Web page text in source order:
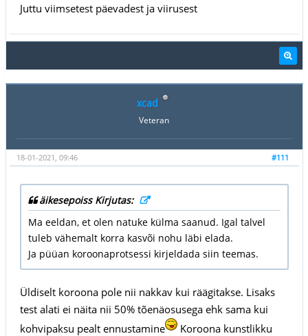
Juttu viimsetest päevadest ja viirusest
xcad
Veteran
#111
18-01-2021, 09:46
äikesepoiss Kirjutas:
Ma eeldan, et olen natuke külma saanud. Igal talvel
tuleb vähemalt korra kasvõi nohu läbi elada.
Ja püüan koroonaprotsessi kirjeldada siin teemas.
Üldiselt koroona pole nii nakkav kui räägitakse. Lisaks
test alati ei näita nii 50% tõenäosusega ehk sama kui
kohvipaksu pealt ennustamine
Koroona kunstlikku